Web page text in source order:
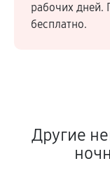
рабочих дней.
бесплатно.
Другие